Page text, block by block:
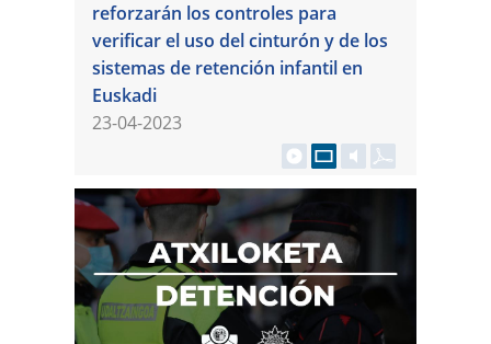
reforzarán los controles para
verificar el uso del cinturón y de los
sistemas de retención infantil en
Euskadi
23-04-2023